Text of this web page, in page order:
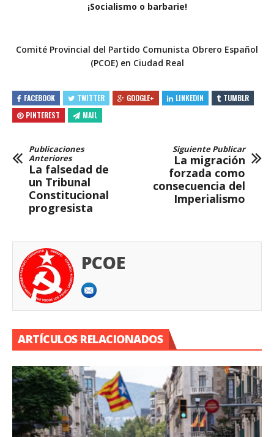
¡Socialismo o barbarie!
Comité Provincial del Partido Comunista Obrero Español
(PCOE) en Ciudad Real
FACEBOOK TWITTER GOOGLE+ LINKEDIN
TUMBLR
PINTEREST
MAIL
Publicaciones
Anteriores
La falsedad de
un Tribunal
Constitucional
progresista
Siguiente Publicar
La migración
forzada como
consecuencia del
Imperialismo
PCOE
ARTÍCULOS RELACIONADOS